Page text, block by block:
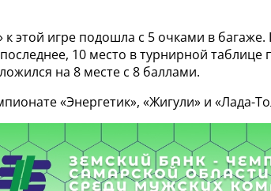
к этой игре подошла с 5 очками в
10 место в турнирной таблице
на 8 месте с 8 баллами.
«Энергетик», «Жигули» и «Лада-